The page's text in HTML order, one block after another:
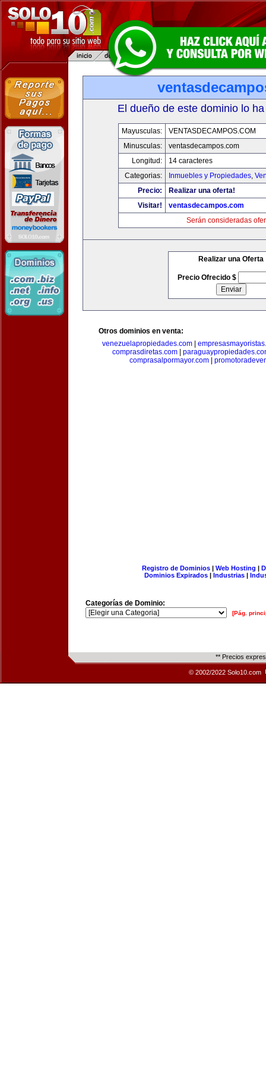
El dueño de este dominio lo
Mayusculas:
VENTASDECAMPOS.COM
Minusculas:
ventasdecampos.com
Longitud:
14 caracteres
Categorias:
Inmuebles y Propiedades,
Precio:
Realizar una oferta!
Visitar!
ventasdecampos.com
Serán consideradas
Realizar una Oferta
Precio Ofrecido $
Otros dominios en venta:
venezuelapropiedades.com|
comprasdiretas.com
comprasalpormayor.com|
Registro de Dominios| Web Hosting |
Dominios Expirados | Industrias |
Categorías de Dominio:
[Pág.
** Precios
© 2002/2022 Solo10.com